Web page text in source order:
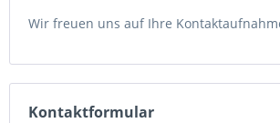
Wir freuen uns auf Ihre
Kontaktformular